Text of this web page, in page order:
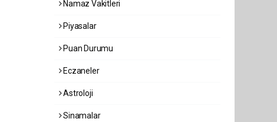
Namaz Vakitleri
Piyasalar
Puan Durumu
Eczaneler
Astroloji
Sinamalar